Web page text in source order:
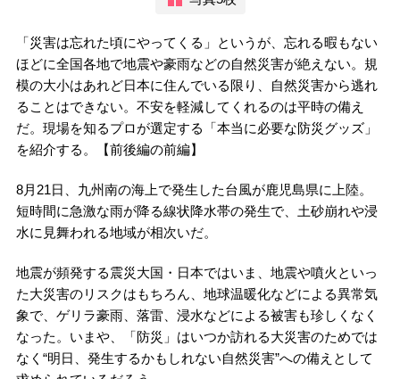
「災害は忘れた頃にやってくる」というが、忘れる暇もない
ほどに全国各地で地震や豪雨などの自然災害が絶えない。規
模の大小はあれど日本に住んでいる限り、自然災害から逃れ
ることはできない。不安を軽減してくれるのは平時の備え
だ。現場を知るプロが選定する「本当に必要な防災グッズ」
を紹介する。【前後編の前編】
8月21日、九州南の海上で発生した台風が鹿児島県に上陸。
短時間に急激な雨が降る線状降水帯の発生で、土砂崩れや浸
水に見舞われる地域が相次いだ。
地震が頻発する震災大国・日本ではいま、地震や噴火といっ
た大災害のリスクはもちろん、地球温暖化などによる異常気
象で、ゲリラ豪雨、落雷、浸水などによる被害も珍しくなく
なった。いまや、「防災」はいつか訪れる大災害のためでは
なく“明日、発生するかもしれない自然災害”への備えとして